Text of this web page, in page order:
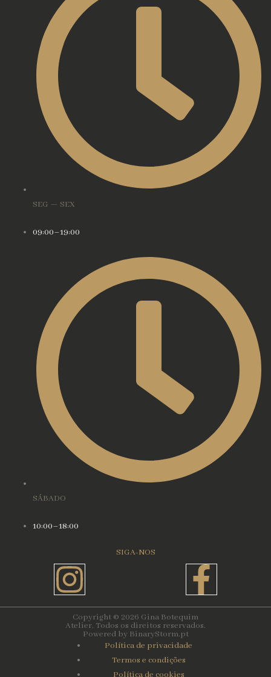
SEG — SEX
09:00–19:00
SÁBADO
10:00–18:00
SIGA-NOS
Instagram
f
Copyright © 2026 Gina Botequim
Atelier. Todos os direitos reservados.
Powered by BinaryStorm.pt
Política de privacidade
Termos e condições